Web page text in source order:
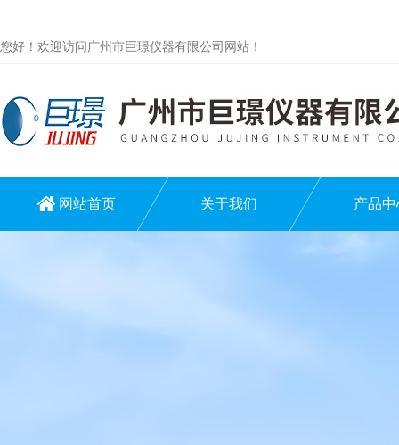
您好！欢迎访问广州市巨璟仪器有限公司网站！
网站首页 关于我们 产品中